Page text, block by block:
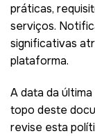
práticas,
serviços.
significativas
plataforma.
A data da
topo deste
revise esta